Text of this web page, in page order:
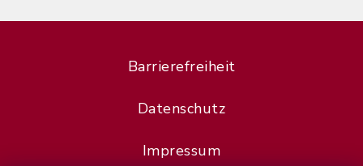
Barrierefreiheit
Datenschutz
Impressum